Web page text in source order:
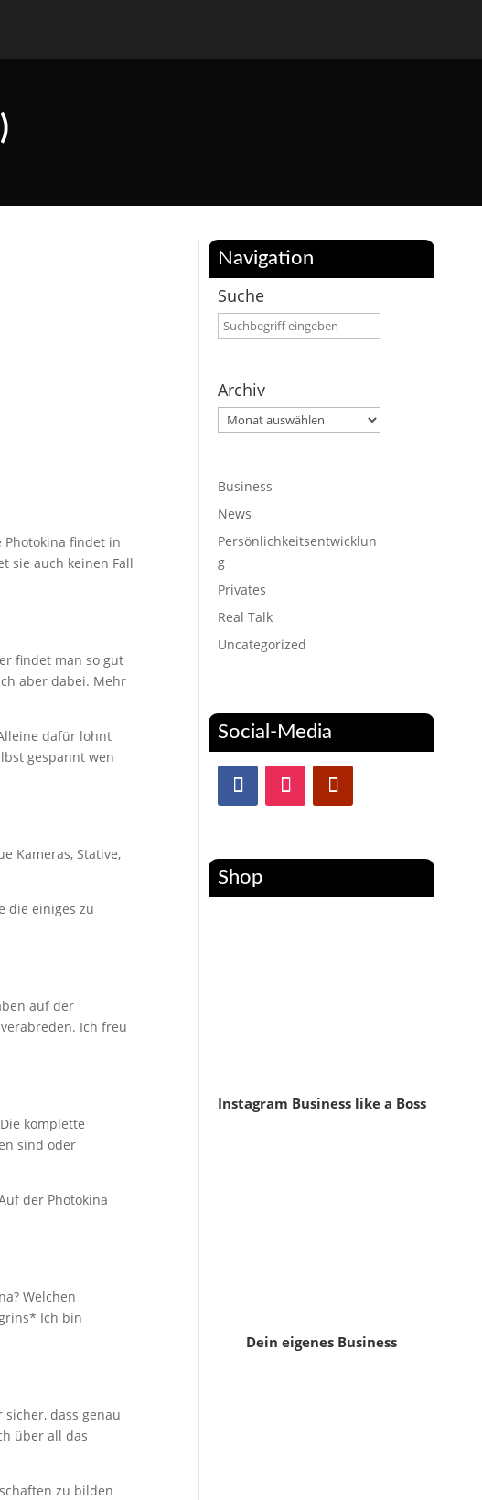
Photokina findet in
sie auch keinen Fall
findet man so gut
aber dabei. Mehr
dafür lohnt
gespannt wen
Kameras, Stative,
die einiges zu
auf der
Ich freu
komplette
sind oder
der Photokina
Welchen
Ich bin
sicher, dass genau
über all das
zu bilden
Navigation
Suche
Archiv
Archiv
Business
News
Persönlichkeitsentwicklun
g
Privates
Real Talk
Uncategorized
Social-Media
Shop
Instagram Business like a Boss
Dein eigenes Business